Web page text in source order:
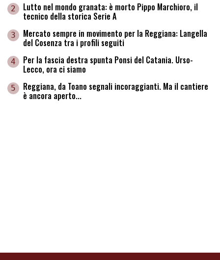
2 Lutto nel mondo granata: è morto Pippo Marchioro, il
tecnico della storica Serie A
3 Mercato sempre in movimento per la Reggiana: Langella
del Cosenza tra i profili seguiti
4 Per la fascia destra spunta Ponsi del Catania. Urso-
Lecco, ora ci siamo
5 Reggiana, da Toano segnali incoraggianti. Ma il cantiere
è ancora aperto...